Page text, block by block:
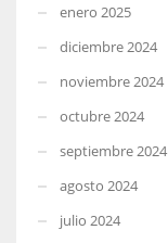
enero 2025
diciembre 2024
noviembre 2024
octubre 2024
septiembre 2024
agosto 2024
julio 2024